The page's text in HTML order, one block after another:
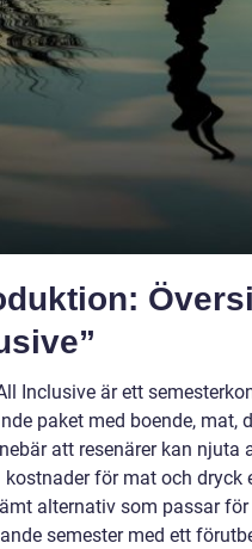
Inclusive är ett
paket med boende, mat,
att resenärer kan
kostnader för mat och dryck
alternativ som passar
semester med ett